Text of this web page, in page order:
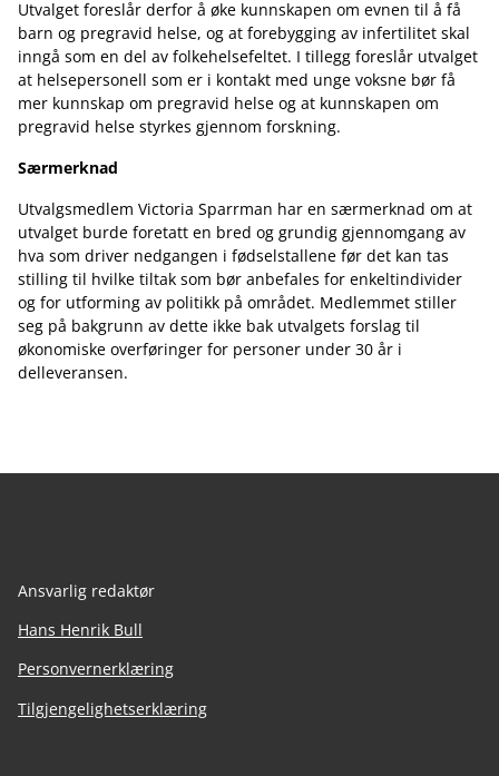
Utvalget foreslår derfor å øke kunnskapen om evnen til å få
barn og pregravid helse, og at forebygging av infertilitet skal
inngå som en del av folkehelsefeltet. I tillegg foreslår utvalget
at helsepersonell som er i kontakt med unge voksne bør få
mer kunnskap om pregravid helse og at kunnskapen om
pregravid helse styrkes gjennom forskning.
Særmerknad
Utvalgsmedlem Victoria Sparrman har en særmerknad om at
utvalget burde foretatt en bred og grundig gjennomgang av
hva som driver nedgangen i fødselstallene før det kan tas
stilling til hvilke tiltak som bør anbefales for enkeltindivider
og for utforming av politikk på området. Medlemmet stiller
seg på bakgrunn av dette ikke bak utvalgets forslag til
økonomiske overføringer for personer under 30 år i
delleveransen.
Ansvarlig redaktør
Hans Henrik Bull
Personvernerklæring
Tilgjengelighetserklæring